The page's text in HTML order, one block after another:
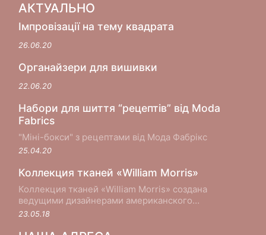
АКТУАЛЬНО
Імпровізації на тему квадрата
26.06.20
Органайзери для вишивки
22.06.20
Набори для шиття “рецептів” від Moda
Fabrics
"Міні-бокси" з рецептами від Мода Фабрікс
25.04.20
Коллекция тканей «William Morris»
Коллекция тканей «William Morris» создана
ведущими дизайнерами американского
производителя хлопковых тканей Moda Fabrics в
23.05.18